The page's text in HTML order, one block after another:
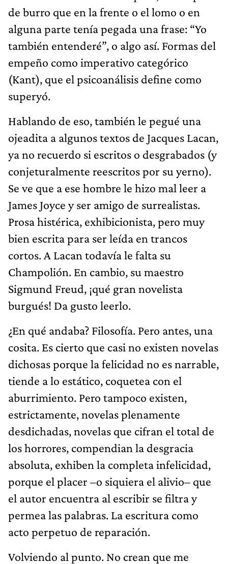
de burro que en la frente o el lomo o en
alguna parte tenía pegada una frase: “Yo
también entenderé”, o algo así. Formas del
empeño como imperativo categórico
(Kant), que el psicoanálisis define como
superyó.
Hablando de eso, también le pegué una
ojeadita a algunos textos de Jacques Lacan,
ya no recuerdo si escritos o desgrabados (y
conjeturalmente reescritos por su yerno).
Se ve que a ese hombre le hizo mal leer a
James Joyce y ser amigo de surrealistas.
Prosa histérica, exhibicionista, pero muy
bien escrita para ser leída en trancos
cortos. A Lacan todavía le falta su
Champolión. En cambio, su maestro
Sigmund Freud, ¡qué gran novelista
burgués! Da gusto leerlo.
¿En qué andaba? Filosofía. Pero antes, una
cosita. Es cierto que casi no existen novelas
dichosas porque la felicidad no es narrable,
tiende a lo estático, coquetea con el
aburrimiento. Pero tampoco existen,
estrictamente, novelas plenamente
desdichadas, novelas que cifran el total de
los horrores, compendian la desgracia
absoluta, exhiben la completa infelicidad,
porque el placer –o siquiera el alivio– que
el autor encuentra al escribir se filtra y
permea las palabras. La escritura como
acto perpetuo de reparación.
Volviendo al punto. No crean que me